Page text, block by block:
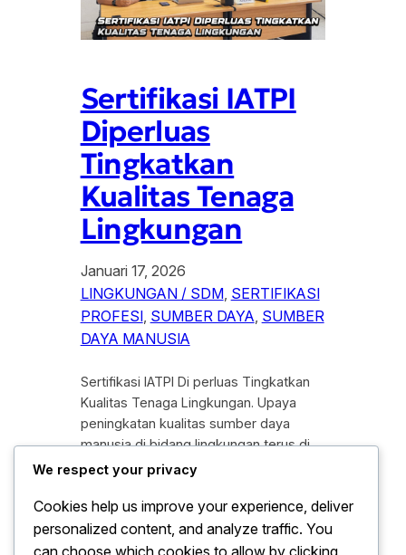
Sertifikasi IATPI
Diperluas
Tingkatkan
Kualitas Tenaga
Lingkungan
Januari 17, 2026
LINGKUNGAN / SDM, SERTIFIKASI
PROFESI, SUMBER DAYA, SUMBER
DAYA MANUSIA
Sertifikasi IATPI Di perluas Tingkatkan
Kualitas Tenaga Lingkungan. Upaya
peningkatan kualitas sumber daya
manusia di bidang lingkungan terus di
perkuat melalui perluasan sertifikasi
Teknik Lingkungan Indonesia (IATPI).
Program sertifikasi tersebut di nilai
sebagai langkah strategis untuk
We respect your privacy
Cookies help us improve your experience, deliver
personalized content, and analyze traffic. You
can choose which cookies to allow by clicking